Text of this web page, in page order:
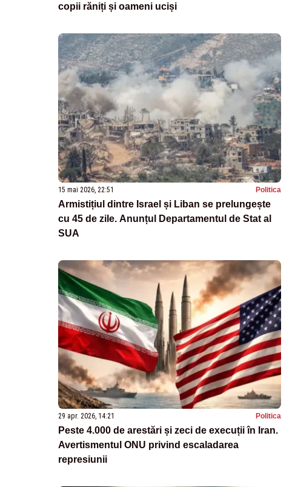
copii răniți și oameni uciși
15 mai 2026, 22:51 Politica
Armistițiul dintre Israel și Liban se prelungește
cu 45 de zile. Anunțul Departamentul de Stat al
SUA
29 apr. 2026, 14:21 Politica
Peste 4.000 de arestări și zeci de execuții în Iran.
Avertismentul ONU privind escaladarea
represiunii